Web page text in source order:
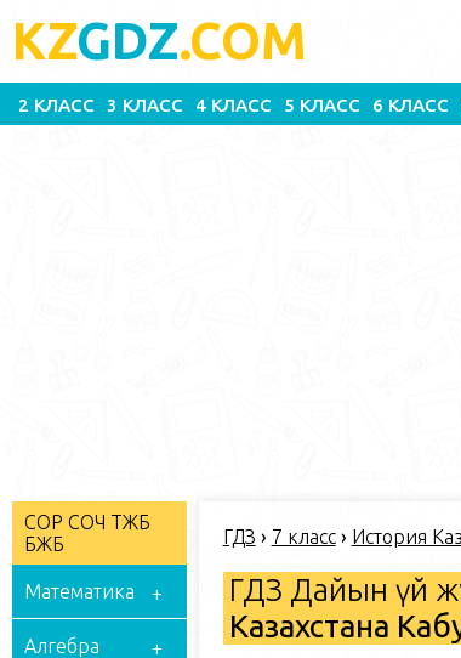
KZGDZ.COM
2 КЛАСС 3 КЛАСС 4 КЛАСС 5 КЛАСС 6 КЛАСС
СОР СОЧ ТЖБ
БЖБ
Математика
Алгебра
ГДЗ › 7 класс› История
ГДЗ Дайын үй
Казахстана